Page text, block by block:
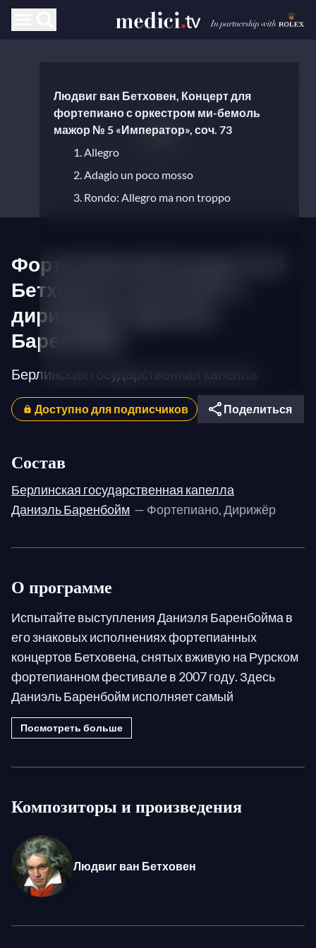
Людвиг ван Бетховен, Концерт для
фортепиано с оркестром ми-бемоль
мажор № 5 «Император», соч. 73
1. Allegro
2. Adagio un poco mosso
3. Rondo: Allegro ma non troppo
Фортепианный концерт № 5
Бетховена, исполняет и
дирижирует Даниэль
Баренбойм
Берлинская государственная капелла
Доступно для подписчиков Поделиться
Состав
Берлинская государственная капелла
Даниэль Баренбойм — Фортепиано, Дирижёр
О программе
Испытайте выступления Даниэля Баренбойма в
его знаковых исполнениях фортепианных
концертов Бетховена, снятых вживую на Рурском
фортепианном фестивале в 2007 году. Здесь
Даниэль Баренбойм исполняет самый
знаменитый из фортепианных концертов
Бетховена, Пятый "Императорский концерт"!
Даниэль Баренбойм — один из величайших
бесчисленное количество раз исполнял его
произведения на концертах, дважды записывал
все 32 фортепианные сонаты (для EMI и Deutsche
Grammophon), а также несколько раз записывал
пять фортепианных концертов, один раз под
дирижер-пианист с Берлинским
Посмотреть больше
Композиторы и произведения
Людвиг ван Бетховен